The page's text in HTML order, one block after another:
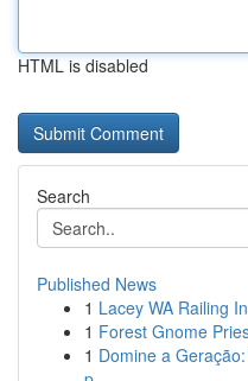
HTML is disabled
Search
Published News
1 Lacey WA Railing
1 Forest Gnome
1 Domine a